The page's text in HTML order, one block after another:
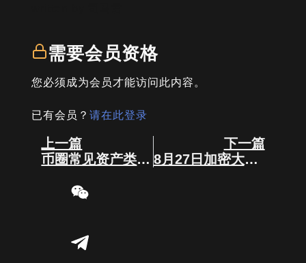
需要会员资格
您必须成为会员才能访问此内容。
已有会员？ 请在此登录
Prev
上一篇
币圈常见资产类型有哪些？
下一篇
8月27日加密大事件